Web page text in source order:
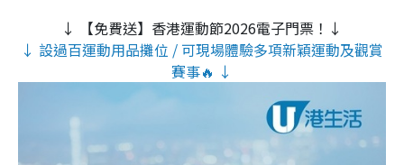
↓ 【免費送】香港運動節2026電子門票！↓
↓ 設過百運動用品攤位 / 可現場體驗多項新穎運動及觀賞
賽事🔥 ↓